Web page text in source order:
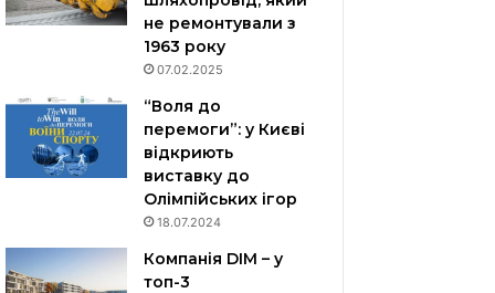
не ремонтували з
1963 року
07.02.2025
“Воля до
перемоги”: у Києві
відкриють
виставку до
Олімпійських ігор
18.07.2024
Компанія DIM – у
топ-3